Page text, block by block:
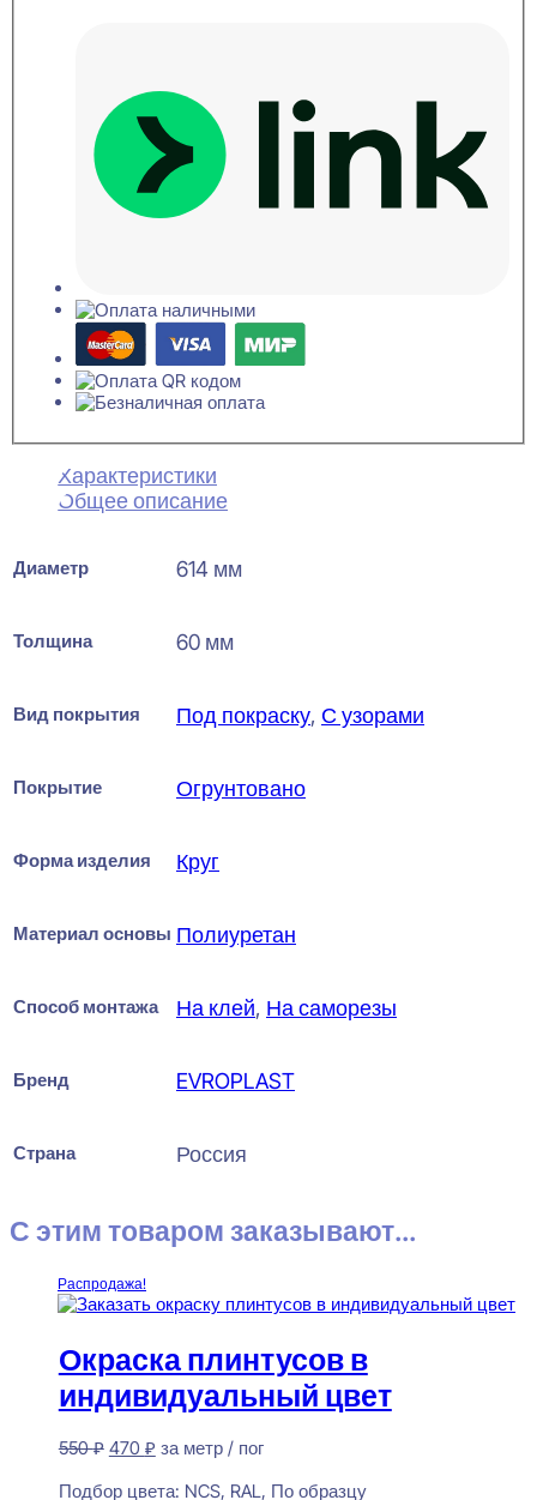
Характеристики
Общее описание
Диаметр 614 мм
Толщина 60 мм
Вид покрытия Под покраску, С узорами
Покрытие Огрунтовано
Форма изделия Круг
Материал основы Полиуретан
Способ монтажа На клей, На саморезы
Бренд EVROPLAST
Страна Россия
С этим товаром заказывают...
Распродажа!
Окраска плинтусов в
индивидуальный цвет
550₽ Первоначальная
составляла
470 ₽Текущая
470 ₽.
за метр / пог
Подбор цвета: NCS, RAL, По образцу